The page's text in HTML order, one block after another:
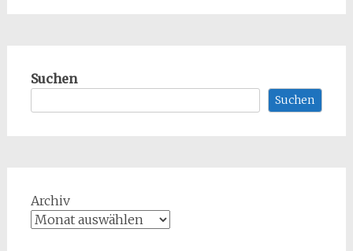
Suchen
Suchen
Archiv